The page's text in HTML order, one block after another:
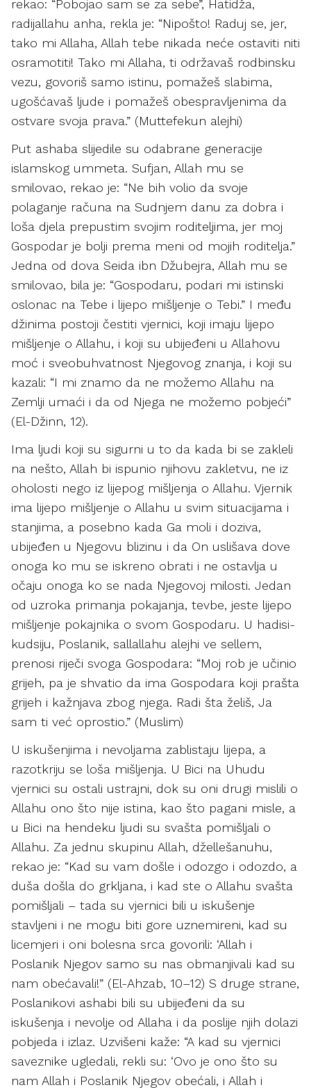
rekao: “Pobojao sam se za sebe”, Hatidža,
radijallahu anha, rekla je: “Nipošto! Raduj se, jer,
tako mi Allaha, Allah tebe nikada neće ostaviti niti
osramotiti! Tako mi Allaha, ti održavaš rodbinsku
vezu, govoriš samo istinu, pomažeš slabima,
ugošćavaš ljude i pomažeš obespravljenima da
ostvare svoja prava.” (Muttefekun alejhi)
Put ashaba slijedile su odabrane generacije
islamskog ummeta. Sufjan, Allah mu se
smilovao, rekao je: “Ne bih volio da svoje
polaganje računa na Sudnjem danu za dobra i
loša djela prepustim svojim roditeljima, jer moj
Gospodar je bolji prema meni od mojih roditelja.”
Jedna od dova Seida ibn Džubejra, Allah mu se
smilovao, bila je: “Gospodaru, podari mi istinski
oslonac na Tebe i lijepo mišljenje o Tebi.” I među
džinima postoji čestiti vjernici, koji imaju lijepo
mišljenje o Allahu, i koji su ubijeđeni u Allahovu
moć i sveobuhvatnost Njegovog znanja, i koji su
kazali: “I mi znamo da ne možemo Allahu na
Zemlji umaći i da od Njega ne možemo pobjeći”
(El-Džinn, 12).
Ima ljudi koji su sigurni u to da kada bi se zakleli
na nešto, Allah bi ispunio njihovu zakletvu, ne iz
oholosti nego iz lijepog mišljenja o Allahu. Vjernik
ima lijepo mišljenje o Allahu u svim situacijama i
stanjima, a posebno kada Ga moli i doziva,
ubijeđen u Njegovu blizinu i da On uslišava dove
onoga ko mu se iskreno obrati i ne ostavlja u
očaju onoga ko se nada Njegovoj milosti. Jedan
od uzroka primanja pokajanja, tevbe, jeste lijepo
mišljenje pokajnika o svom Gospodaru. U hadisi-
kudsiju, Poslanik, sallallahu alejhi ve sellem,
prenosi riječi svoga Gospodara: “Moj rob je učinio
grijeh, pa je shvatio da ima Gospodara koji prašta
grijeh i kažnjava zbog njega. Radi šta želiš, Ja
sam ti već oprostio.” (Muslim)
U iskušenjima i nevoljama zablistaju lijepa, a
razotkriju se loša mišljenja. U Bici na Uhudu
vjernici su ostali ustrajni, dok su oni drugi mislili o
Allahu ono što nije istina, kao što pagani misle, a
u Bici na hendeku ljudi su svašta pomišljali o
Allahu. Za jednu skupinu Allah, džellešanuhu,
rekao je: “Kad su vam došle i odozgo i odozdo, a
duša došla do grkljana, i kad ste o Allahu svašta
pomišljali – tada su vjernici bili u iskušenje
stavljeni i ne mogu biti gore uznemireni, kad su
licemjeri i oni bolesna srca govorili: ‘Allah i
Poslanik Njegov samo su nas obmanjivali kad su
nam obećavali!” (El-Ahzab, 10–12) S druge strane,
Poslanikovi ashabi bili su ubijeđeni da su
iskušenja i nevolje od Allaha i da poslije njih dolazi
pobjeda i izlaz. Uzvišeni kaže: “A kad su vjernici
saveznike ugledali, rekli su: ‘Ovo je ono što su
nam Allah i Poslanik Njegov obećali, i Allah i